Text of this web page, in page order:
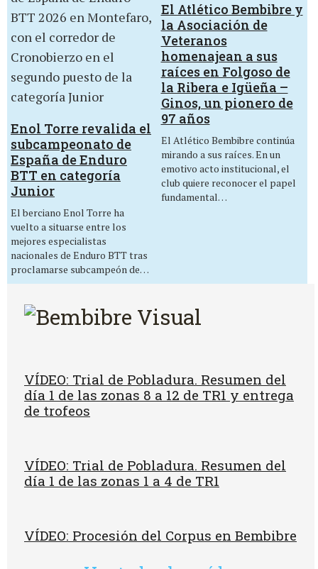
Enol Torre revalida el
subcampeonato de
España de Enduro
BTT en categoría
Junior
El berciano Enol Torre ha
vuelto a situarse entre los
mejores especialistas
nacionales de Enduro BTT tras
proclamarse subcampeón de…
El Atlético Bembibre y
la Asociación de
Veteranos
homenajean a sus
raíces en Folgoso de
la Ribera e Igüeña –
Ginos, un pionero de
97 años
El Atlético Bembibre continúa
mirando a sus raíces. En un
emotivo acto institucional, el
club quiere reconocer el papel
fundamental…
VÍDEO: Trial de Pobladura. Resumen del
día 1 de las zonas 8 a 12 de TR1 y entrega
de trofeos
VÍDEO: Trial de Pobladura. Resumen del
día 1 de las zonas 1 a 4 de TR1
VÍDEO: Procesión del Corpus en Bembibre